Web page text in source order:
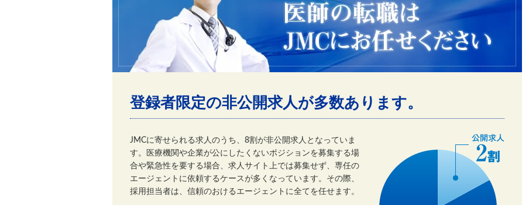
登録者限定の非公開求人が多数あります。
JMCに寄せられる求人のうち、8割が非公開求人となっていま
す。医療機関や企業が公にしたくないポジションを募集する場
合や緊急性を要する場合、求人サイト上では募集せず、専任の
エージェントに依頼するケースが多くなっています。その際、
採用担当者は、信頼のおけるエージェントに全てを任せます。